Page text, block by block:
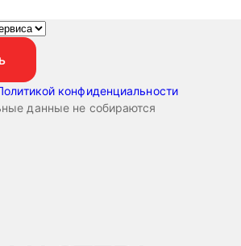
конфиденциальности
данные не собираются